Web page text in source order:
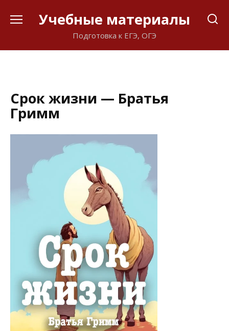
Учебные материалы
Подготовка к ЕГЭ, ОГЭ
Срок жизни — Братья
Гримм